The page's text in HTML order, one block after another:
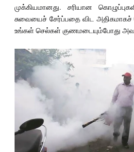
முக்கியமானது. சரியான
சுவையைச் சேர்ப்பதை விட அதிகமாகச்
உங்கள் செல்கள் குணமடையும்போது